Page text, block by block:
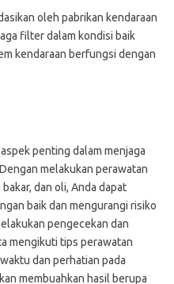
oleh pabrikan kendaraan
filter dalam kondisi baik
kendaraan berfungsi dengan
penting dalam menjaga
melakukan perawatan
dan oli, Anda dapat
baik dan mengurangi risiko
pengecekan dan
mengikuti tips perawatan
dan perhatian pada
membuahkan hasil berupa